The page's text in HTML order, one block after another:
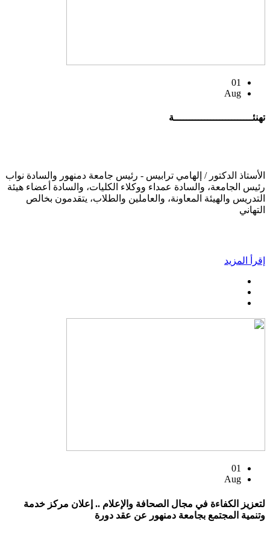
01
Aug
تهنئــــــــــــــــــــــــــة
الأستاذ الدكتور / إلهامي ترابيس - رئيس جامعة دمنهور والسادة نواب
رئيس الجامعة، والسادة عمداء ووكلاء الكليات، والسادة أعضاء هيئة
التدريس والهيئة المعاونة، والعاملين والطلاب، يتقدمون بخالص
التهاني
إقرأ المزيد
01
Aug
لتعزيز الكفاءة في مجال الصحافة والإعلام .. إعلان مركز خدمة
وتنمية المجتمع بجامعة دمنهور عن عقد دورة